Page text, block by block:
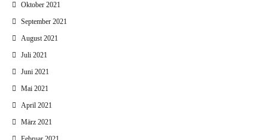
Oktober 2021
September 2021
August 2021
Juli 2021
Juni 2021
Mai 2021
April 2021
März 2021